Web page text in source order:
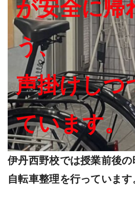
が安全に帰
う、
声掛けしつ
ています。
伊丹西野校では授業前後
自転車整理を行っています